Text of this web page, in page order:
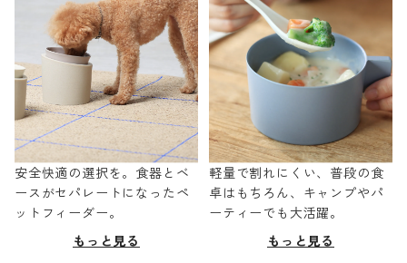
安全快適の選択を。食器とベ
ースがセパレートになったペ
ットフィーダー。
もっと見る
軽量で割れにくい、普段の食
卓はもちろん、キャンプやパ
ーティーでも大活躍。
もっと見る